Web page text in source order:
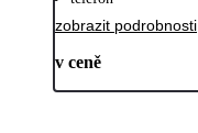
zobrazit podrobnosti
v ceně